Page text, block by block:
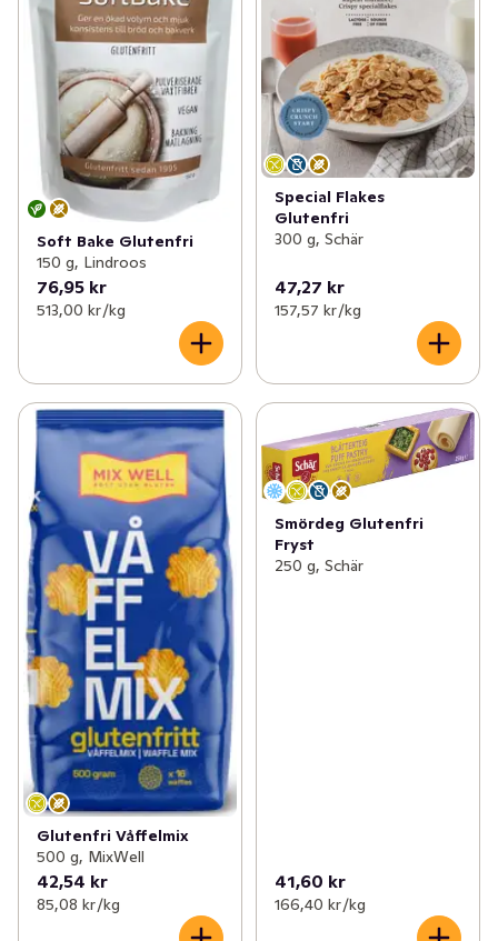
Soft Bake Glutenfri
150 g, Lindroos
76,95 kr
513,00 kr /kg
Special Flakes
Glutenfri
300 g, Schär
47,27 kr
157,57 kr /kg
Glutenfri Våffelmix
500 g, MixWell
42,54 kr
85,08 kr /kg
Smördeg Glutenfri
Fryst
250 g, Schär
41,60 kr
166,40 kr /kg